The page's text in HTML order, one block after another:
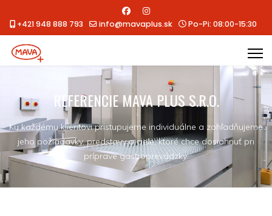
+421 948 888 793 info@mavaplus.sk Po-Pi: 08:00-15:30
REFERENCIE MAVA PLUS S.R.O.
Ku každému klientovi pristupujeme individuálne a zohľadňujeme
jeho požiadavky, predstavy a ciele, ktoré chce dosiahnuť pri
príprave gastroprevádzky.